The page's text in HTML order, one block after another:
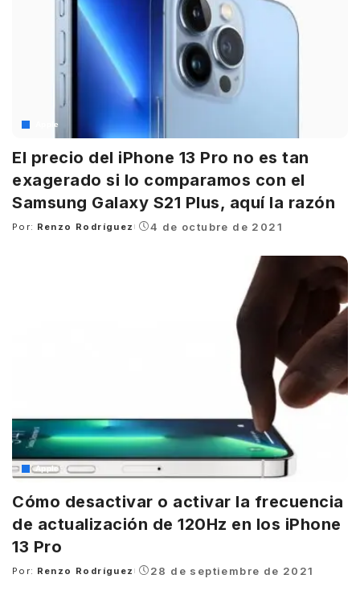
Apple
El precio del iPhone 13 Pro no es tan
exagerado si lo comparamos con el
Samsung Galaxy S21 Plus, aquí la razón
Posted
Por: Renzo Rodríguez 4 de octubre de 2021
Apple
Cómo desactivar o activar la frecuencia
de actualización de 120Hz en los iPhone
13 Pro
Posted
Por: Renzo Rodríguez 28 de septiembre de 2021